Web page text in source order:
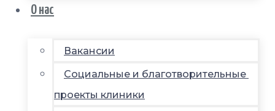
О нас
Вакансии
Социальные и благотворительные
проекты клиники